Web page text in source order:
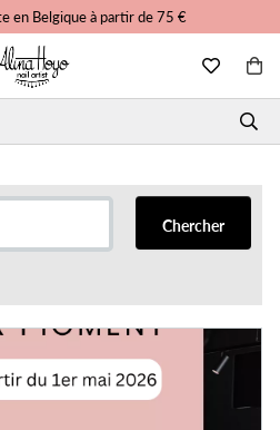
en Belgique à partir de 75 €
et tutoriels gratuits
15h00, expédié aujourd'hui
Chercher